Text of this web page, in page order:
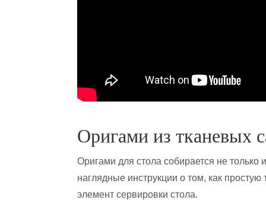
Оригами из тканевых
Оригами для стола собирается не
наглядные инструкции о том, как
элемент сервировки стола.